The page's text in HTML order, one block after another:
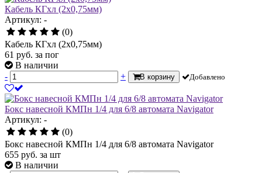
Кабель КГхл (2х0,75мм)
Артикул: -
(0)
Кабель КГхл (2х0,75мм)
61 руб. за пог
В наличии
-
+ В корзину Добавлено
Бокс навесной КМПн 1/4 для 6/8 автомата Navigator
Артикул: -
(0)
Бокс навесной КМПн 1/4 для 6/8 автомата Navigator
655 руб. за шт
В наличии